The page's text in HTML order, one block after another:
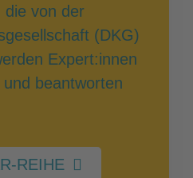
die von der
(DKG)
Expert:innen
beantworten
REIHE